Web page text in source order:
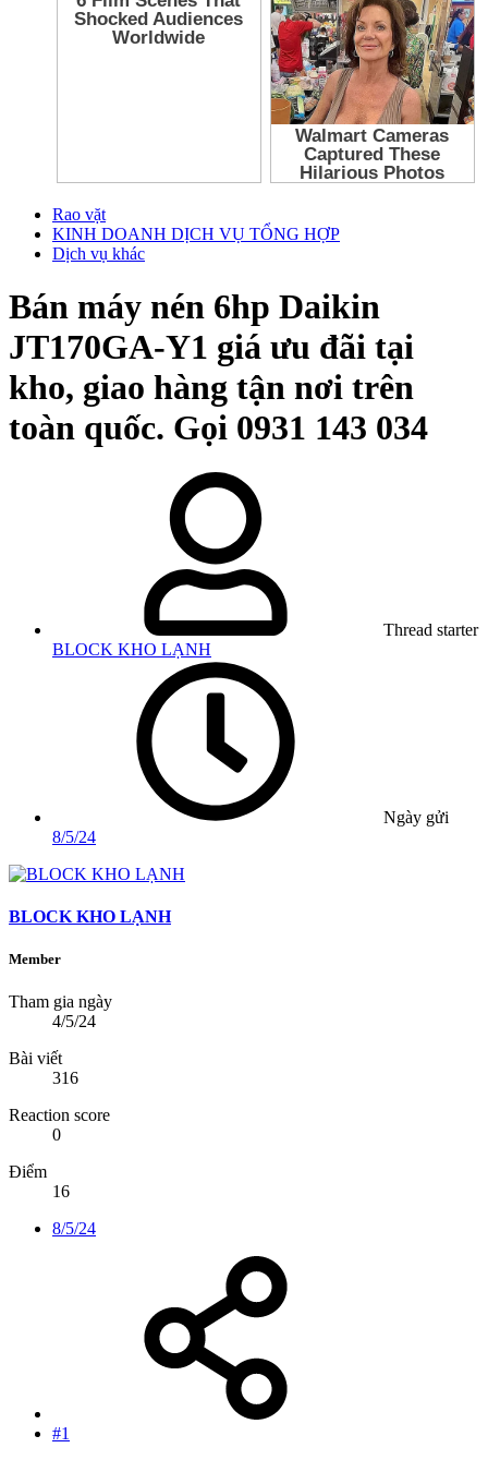
Rao vặt
KINH DOANH DỊCH VỤ TỔNG HỢP
Dịch vụ khác
Bán máy nén 6hp Daikin
JT170GA-Y1 giá ưu đãi tại
kho, giao hàng tận nơi trên
toàn quốc. Gọi 0931 143 034
Thread starter
BLOCK KHO LẠNH
Ngày gửi
8/5/24
BLOCK KHO LẠNH
Member
Tham gia ngày
4/5/24
Bài viết
316
Reaction score
0
Điểm
16
8/5/24
#1